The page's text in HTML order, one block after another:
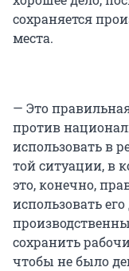
сохраняется
места.
— Это
против
использовать в
той ситуации, в
это, конечно,
использовать
сохранить
чтобы не было